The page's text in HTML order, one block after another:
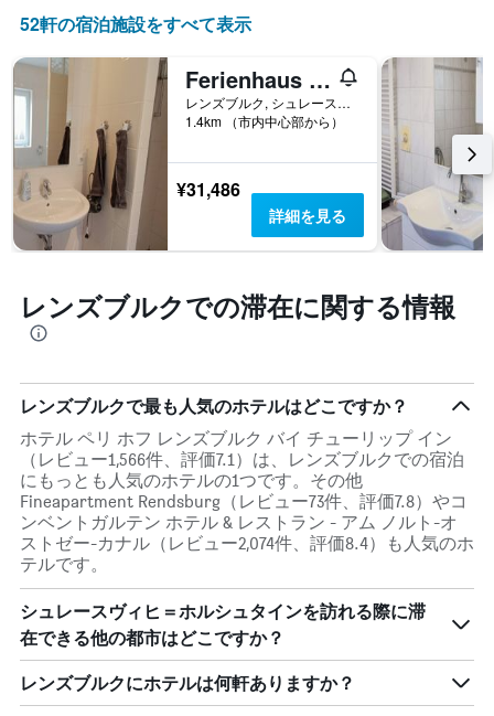
テ
リ
し
て
い
ま
す。
表
Y
軸
1
は、
過
3
日
間
に
見
つ
か
っ
た
本
日
の
本
は、
宿
泊
ま
の
数
を
表
し
ま
す
表
Y
軸
1
本
は、
客
室
の
平
均
金
を
表
し
て
52​軒の宿泊施設をすべて表示
Ferienhaus in der Schleife 1
レンズブルク, シュレースヴィヒ＝ホルシュタイン, ドイツ
1.4km （市内中心部から）
¥31,486
詳細を見る
レンズブルクでの滞在に関する情報
レンズブルクで最も人気のホテルはどこですか？
ホテル ペリ ホフ レンズブルク バイ チューリップ イン
（レビュー1,566件、評価7.1）は、レンズブルクでの宿泊
にもっとも人気のホテルの1つです。その他
Fineapartment Rendsburg（レビュー73件、評価7.8）やコ
ンベントガルテン ホテル & レストラン - アム ノルト-オ
ストゼー-カナル（レビュー2,074件、評価8.4）も人気のホ
テルです。
シュレースヴィヒ＝ホルシュタインを訪れる際に滞
在できる他の都市はどこですか？
レンズブルクにホテルは何軒ありますか？